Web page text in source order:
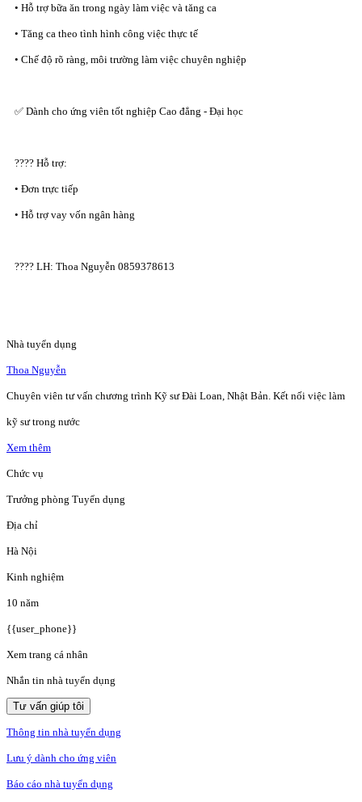
• Hỗ trợ bữa ăn trong ngày làm việc và tăng ca
• Tăng ca theo tình hình công việc thực tế
• Chế độ rõ ràng, môi trường làm việc chuyên nghiệp
✅ Dành cho ứng viên tốt nghiệp Cao đẳng - Đại học
???? Hỗ trợ:
• Đơn trực tiếp
• Hỗ trợ vay vốn ngân hàng
???? LH: Thoa Nguyễn 0859378613
Nhà tuyển dụng
Thoa Nguyễn
Chuyên viên tư vấn chương trình Kỹ sư Đài Loan, Nhật Bản. Kết nối việc làm
kỹ sư trong nước
Xem thêm
Chức vụ
Trưởng phòng Tuyển dụng
Địa chỉ
Hà Nội
Kinh nghiệm
10 năm
{{user_phone}}
Xem trang cá nhân
Nhắn tin nhà tuyển dụng
Tư vấn giúp tôi
Thông tin nhà tuyển dụng
Lưu ý dành cho ứng viên
Báo cáo nhà tuyển dụng